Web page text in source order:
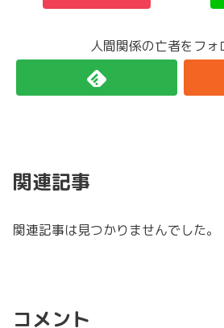
人間関係の亡者をフォ
関連記事
関連記事は見つかりませんでした。
コメント